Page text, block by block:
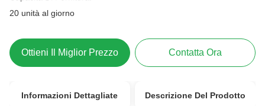
20 unità al giorno
Ottieni Il Miglior Prezzo Contatta Ora
Informazioni Dettagliate Descrizione Del Prodotto